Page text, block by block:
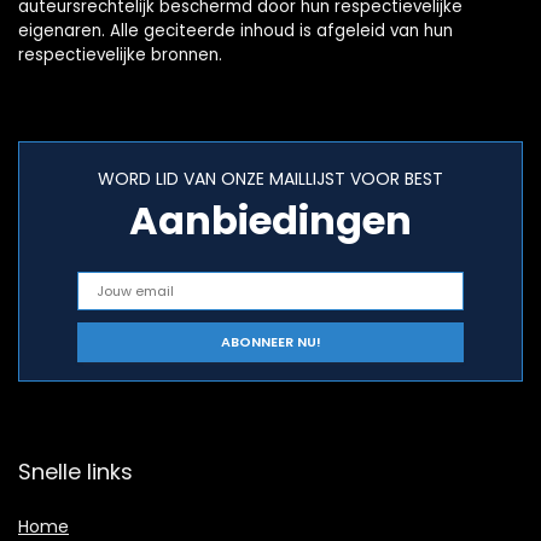
auteursrechtelijk beschermd door hun respectievelijke
eigenaren. Alle geciteerde inhoud is afgeleid van hun
respectievelijke bronnen.
WORD LID VAN ONZE MAILLIJST VOOR BEST
Aanbiedingen
Snelle links
Home